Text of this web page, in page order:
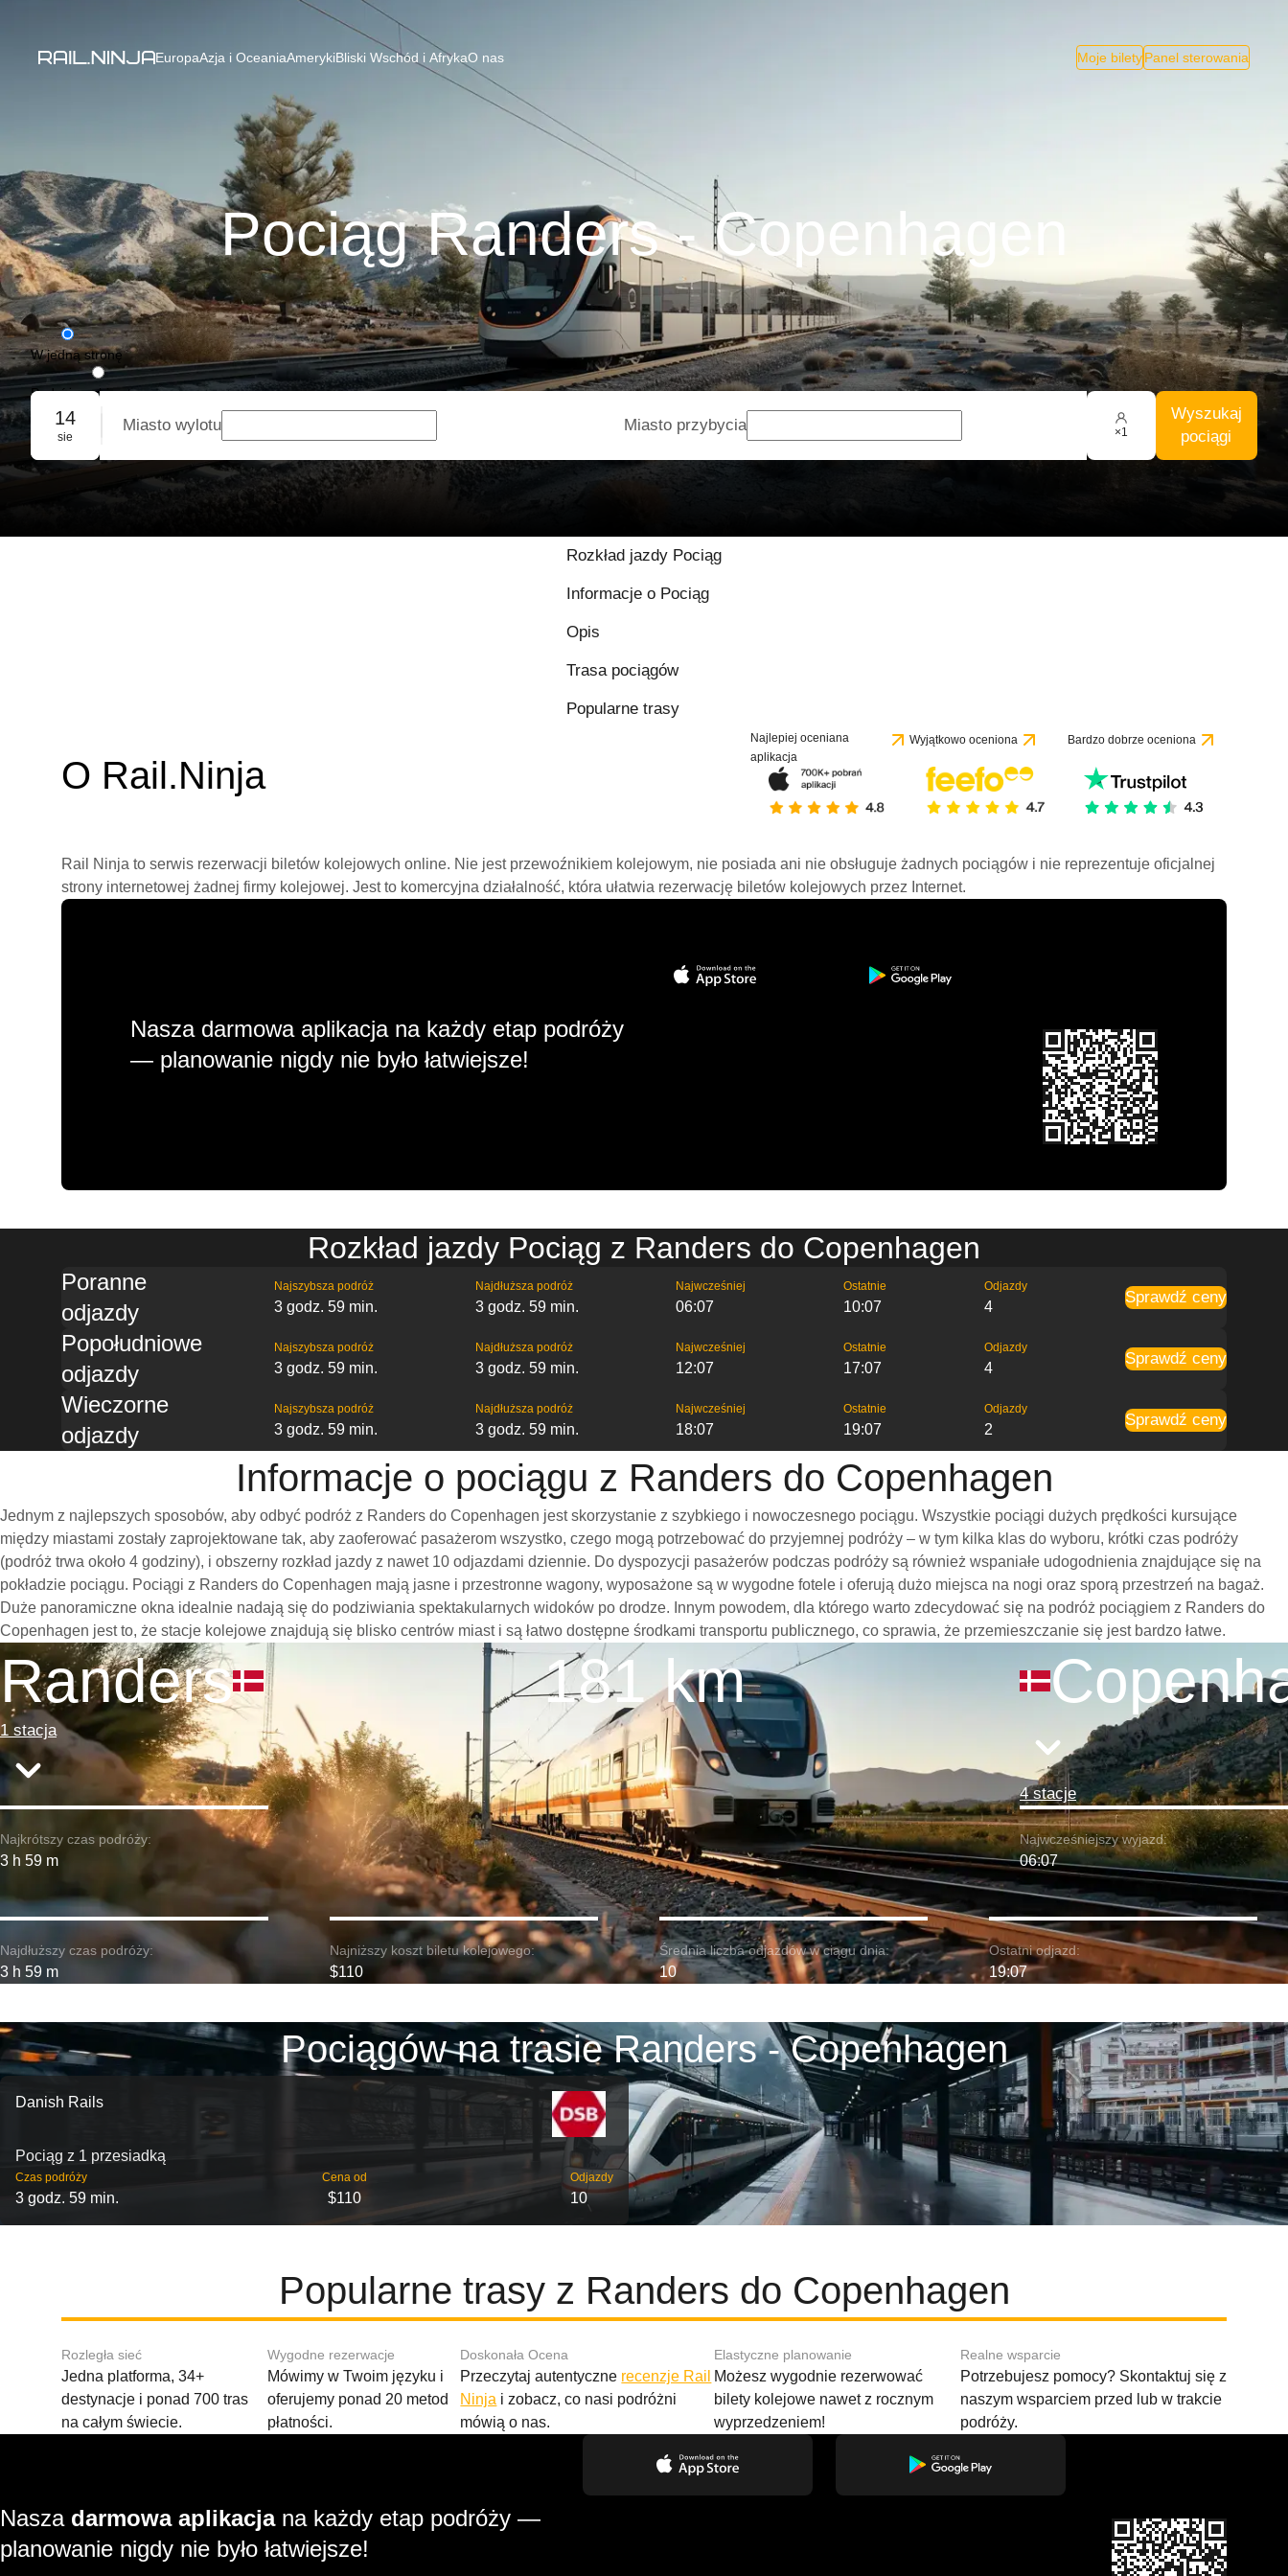
EuropaAzja i OceaniaAmerykiBliski Wschód i AfrykaO nas Moje biletyPanel sterowania
Pociąg Randers - Copenhagen
W jedną stronę
Podróż w obie strony
Rezerwacja grupowa
14
sie
Miasto wylotu Miasto przybycia ×1
Wyszukaj
pociągi
Rozkład jazdy Pociąg
Informacje o Pociąg
Opis
Trasa pociągów
Popularne trasy
O Rail.Ninja
Najlepiej oceniana
aplikacja
Wyjątkowo oceniona Bardzo dobrze oceniona
Rail Ninja to serwis rezerwacji biletów kolejowych online. Nie jest przewoźnikiem kolejowym, nie posiada ani nie obsługuje żadnych pociągów i nie reprezentuje oficjalnej
strony internetowej żadnej firmy kolejowej. Jest to komercyjna działalność, która ułatwia rezerwację biletów kolejowych przez Internet.
Nasza darmowa aplikacja na każdy etap podróży
— planowanie nigdy nie było łatwiejsze!
Rozkład jazdy Pociąg z Randers do Copenhagen
Poranne
odjazdy
Najszybsza podróż
3 godz. 59 min.
Najdłuższa podróż
3 godz. 59 min.
Najwcześniej
06:07
Ostatnie
10:07
Odjazdy
4
Sprawdź ceny
Popołudniowe
odjazdy
Najszybsza podróż
3 godz. 59 min.
Najdłuższa podróż
3 godz. 59 min.
Najwcześniej
12:07
Ostatnie
17:07
Odjazdy
4
Sprawdź ceny
Wieczorne
odjazdy
Najszybsza podróż
3 godz. 59 min.
Najdłuższa podróż
3 godz. 59 min.
Najwcześniej
18:07
Ostatnie
19:07
Odjazdy
2
Sprawdź ceny
Informacje o pociągu z Randers do Copenhagen
Jednym z najlepszych sposobów, aby odbyć podróż z Randers do Copenhagen jest skorzystanie z szybkiego i nowoczesnego pociągu. Wszystkie pociągi dużych prędkości kursujące
między miastami zostały zaprojektowane tak, aby zaoferować pasażerom wszystko, czego mogą potrzebować do przyjemnej podróży – w tym kilka klas do wyboru, krótki czas podróży
(podróż trwa około 4 godziny), i obszerny rozkład jazdy z nawet 10 odjazdami dziennie. Do dyspozycji pasażerów podczas podróży są również wspaniałe udogodnienia znajdujące się na
pokładzie pociągu. Pociągi z Randers do Copenhagen mają jasne i przestronne wagony, wyposażone są w wygodne fotele i oferują dużo miejsca na nogi oraz sporą przestrzeń na bagaż.
Duże panoramiczne okna idealnie nadają się do podziwiania spektakularnych widoków po drodze. Innym powodem, dla którego warto zdecydować się na podróż pociągiem z Randers do
Copenhagen jest to, że stacje kolejowe znajdują się blisko centrów miast i są łatwo dostępne środkami transportu publicznego, co sprawia, że przemieszczanie się jest bardzo łatwe.
Randers
1 stacja
181 km
4 stacje
Najkrótszy czas podróży:
3 h 59 m
Najwcześniejszy wyjazd:
06:07
Najdłuższy czas podróży:
3 h 59 m
Najniższy koszt biletu kolejowego:
$110
Średnia liczba odjazdów w ciągu dnia:
10
Ostatni odjazd:
19:07
Pociągów na trasie Randers - Copenhagen
Danish Rails
Pociąg z 1 przesiadką
Czas podróży
3 godz. 59 min.
Cena od
$110
Odjazdy
10
Popularne trasy z Randers do Copenhagen
Rozległa sieć
Jedna platforma, 34+
destynacje i ponad 700 tras
na całym świecie.
Wygodne rezerwacje
Mówimy w Twoim języku i
oferujemy ponad 20 metod
płatności.
Doskonała Ocena
Przeczytaj autentyczne recenzje Rail
Ninja i zobacz, co nasi podróżni
mówią o nas.
Elastyczne planowanie
Możesz wygodnie rezerwować
bilety kolejowe nawet z rocznym
wyprzedzeniem!
Realne wsparcie
Potrzebujesz pomocy? Skontaktuj się z
naszym wsparciem przed lub w trakcie
podróży.
Nasza darmowa aplikacjana każdy etap podróży —
planowanie nigdy nie było łatwiejsze!